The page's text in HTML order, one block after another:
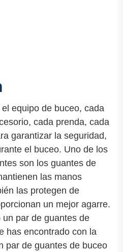
equipo de buceo, cada
cada prenda, cada
garantizar la seguridad,
el buceo. Uno de los
son los guantes de
las manos
las protegen de
un mejor agarre.
par de guantes de
has encontrado con la
par de guantes de buceo